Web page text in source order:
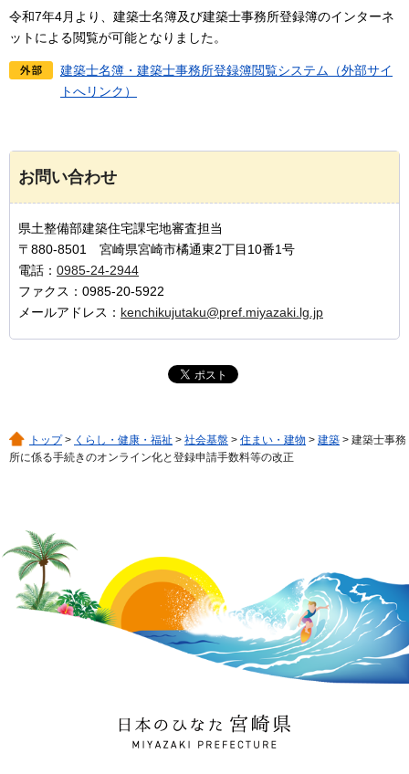
令和7年4月より、建築士名簿及び建築士事務所登録簿のインターネ
ットによる閲覧が可能となりました。
建築士名簿・建築士事務所登録簿閲覧システム（外部サイ
トへリンク）
お問い合わせ
県土整備部建築住宅課宅地審査担当
〒880-8501 宮崎県宮崎市橘通東2丁目10番1号
電話： 0985-24-2944
ファクス：0985-20-5922
メールアドレス： kenchikujutaku@pref.miyazaki.lg.jp
トップ> くらし・健康・福祉 > 社会基盤 > 住まい・建物 > 建築 > 建築士事務
所に係る手続きのオンライン化と登録申請手数料等の改正
日本のひなた 宮崎県
MIYAZAKI PREFECTURE